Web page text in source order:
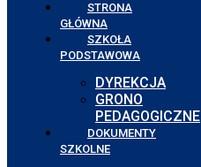
STRONA
GŁÓWNA
SZKOŁA
PODSTAWOWA
DYREKCJA
GRONO
PEDAGOGICZNE
DOKUMENTY
SZKOLNE